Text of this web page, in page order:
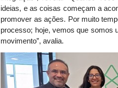
ideias, e as coisas começam a
promover as ações. Por muito
processo; hoje, vemos que somos
movimento”, avalia.